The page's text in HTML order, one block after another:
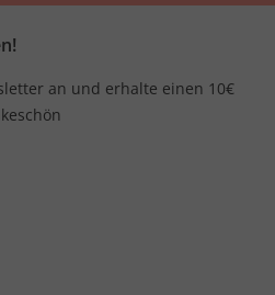
an und erhalte einen 10€